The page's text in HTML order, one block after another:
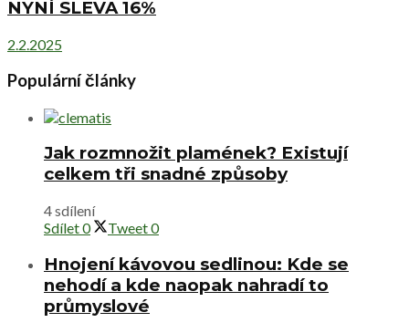
NYNÍ SLEVA 16%
2.2.2025
Populární články
Jak rozmnožit plamének? Existují
celkem tři snadné způsoby
4 sdílení
Sdílet0 Tweet0
Hnojení kávovou sedlinou: Kde se
nehodí a kde naopak nahradí to
průmyslové